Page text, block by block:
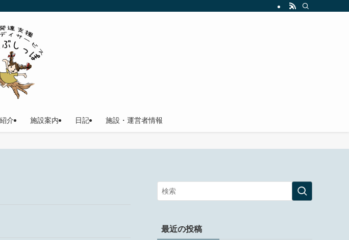
介 施設案内 日記 施設・運営者情報
最近の投稿